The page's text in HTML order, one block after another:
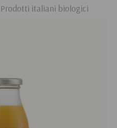
Prodotti italiani biologici